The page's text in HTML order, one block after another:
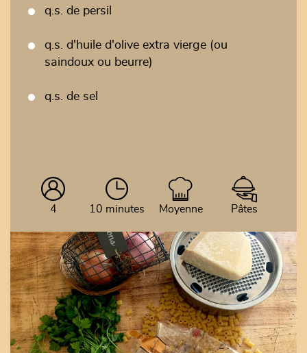
q.s. de persil
q.s. d'huile d'olive extra vierge (ou
saindoux ou beurre)
q.s. de sel
4 10 minutes Moyenne Pâtes